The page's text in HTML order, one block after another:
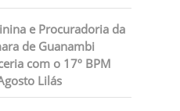
e Procuradoria da
de Guanambi
com o 17º BPM
Lilás